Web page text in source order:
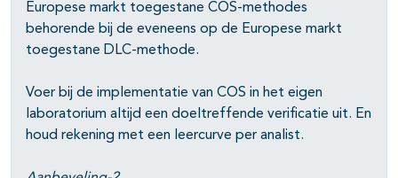
Europese markt toegestane COS-methodes
behorende bij de eveneens op de Europese markt
toegestane DLC-methode.
Voer bij de implementatie van COS in het eigen
laboratorium altijd een doeltreffende verificatie uit. En
houd rekening met een leercurve per analist.